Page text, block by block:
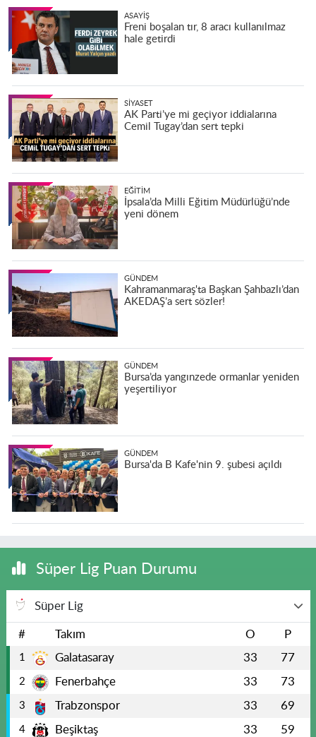
ASAYIŞ
Freni boşalan tır, 8 aracı kullanılmaz
hale getirdi
SIYASET
AK Parti’ye mi geçiyor iddialarına
Cemil Tugay’dan sert tepki
EĞITIM
İpsala’da Milli Eğitim Müdürlüğü’nde
yeni dönem
GÜNDEM
Kahramanmaraş'ta Başkan Şahbazlı’dan
AKEDAŞ’a sert sözler!
GÜNDEM
Bursa’da yangınzede ormanlar yeniden
yeşertiliyor
GÜNDEM
Bursa'da B Kafe'nin 9. şubesi açıldı
Süper Lig Puan Durumu
Süper Lig
# Takım O P
1 Galatasaray 33 77
2 Fenerbahçe 33 73
3 Trabzonspor 33 69
4 Beşiktaş 33 59